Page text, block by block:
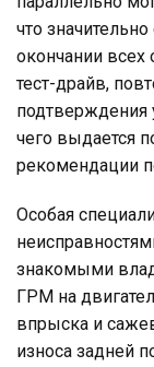
что
окончании всех
тест-драйв,
подтверждения
чего выдается
рекомендации
Особая
знакомыми
ГРМ на
впрыска и
износа задней